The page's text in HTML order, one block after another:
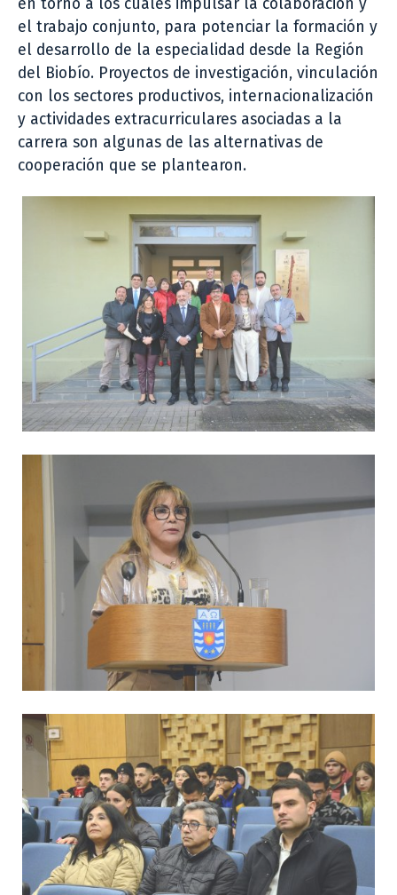
en torno a los cuales impulsar la colaboración y
el trabajo conjunto, para potenciar la formación y
el desarrollo de la especialidad desde la Región
del Biobío. Proyectos de investigación, vinculación
con los sectores productivos, internacionalización
y actividades extracurriculares asociadas a la
carrera son algunas de las alternativas de
cooperación que se plantearon.